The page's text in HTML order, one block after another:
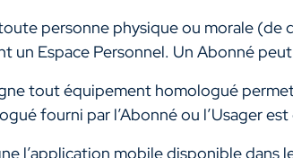
personne physique ou morale (de
un Espace Personnel. Un Abonné
tout équipement homologué
fourni par l’Abonné ou l’Usager
l’application mobile disponible dans